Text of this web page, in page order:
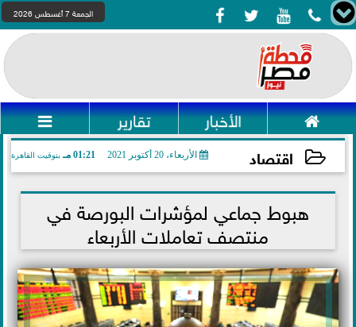
    الجمعة 7 أغسطس 2026
 الأخبار تقارير 
اقتصاد الأربعاء، 20 أكتوبر 2021 01:21 مـ بتوقيت القاهرة
2021-10-20 13:21:43هبوط جماعي لمؤشرات البورصة في
منتصف تعاملات الأربعاء